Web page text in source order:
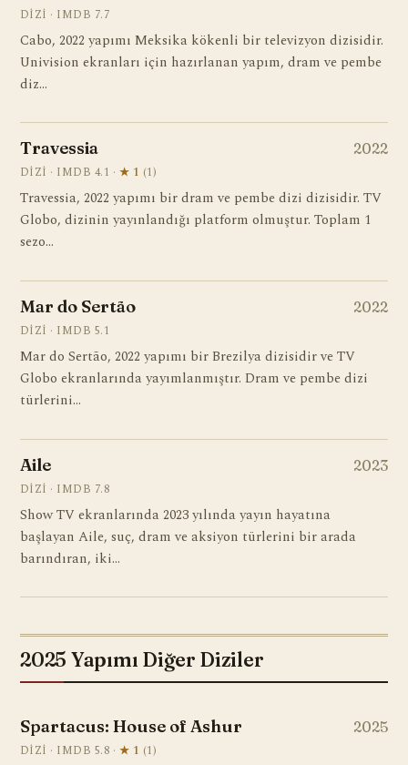
DIZI · IMDB 7.7
Cabo, 2022 yapımı Meksika kökenli bir televizyon dizisidir.
Univision ekranları için hazırlanan yapım, dram ve pembe
diz…
Travessia 2022
DIZI · IMDB 4.1 · ★ 1 (1)
Travessia, 2022 yapımı bir dram ve pembe dizi dizisidir. TV
Globo, dizinin yayınlandığı platform olmuştur. Toplam 1
sezo…
Mar do Sertão 2022
DIZI · IMDB 5.1
Mar do Sertão, 2022 yapımı bir Brezilya dizisidir ve TV
Globo ekranlarında yayımlanmıştır. Dram ve pembe dizi
türlerini…
Aile 2023
DIZI · IMDB 7.8
Show TV ekranlarında 2023 yılında yayın hayatına
başlayan Aile, suç, dram ve aksiyon türlerini bir arada
barındıran, iki…
2025 Yapımı Diğer Diziler
Spartacus: House of Ashur 2025
DIZI · IMDB 5.8 · ★ 1 (1)